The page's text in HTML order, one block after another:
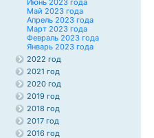
Июнь 2023 года
Май 2023 года
Апрель 2023 года
Март 2023 года
Февраль 2023 года
Январь 2023 года
2022 год
2021 год
2020 год
2019 год
2018 год
2017 год
2016 год